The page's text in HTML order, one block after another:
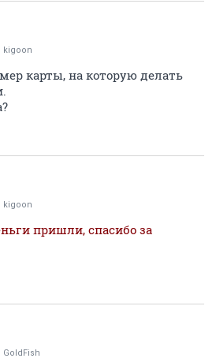
kigoon
карты, на которую делать
kigoon
пришли, спасибо за
GoldFish